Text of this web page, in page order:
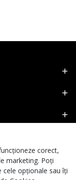
corect,
marketing. Poți
opționale sau îți